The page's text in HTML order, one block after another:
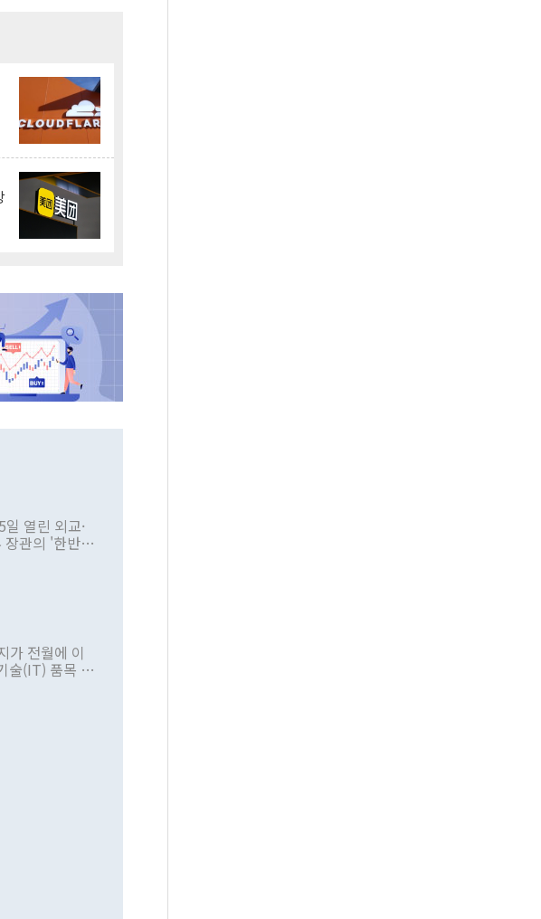
열린 외교·
장관의 '한반도
하겠다고 공
동안 정 장
대통령과 유
이다. 정 장
높아지고 있
뇌는 것은
말했다. 하
가 전월에 이
술(IT) 품목 수
억8000만
. IT 품목
화공품